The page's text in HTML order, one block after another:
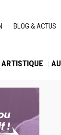
BLOG & ACTUS